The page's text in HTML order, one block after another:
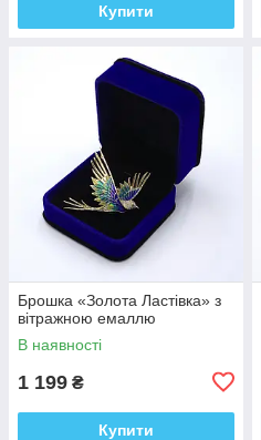
Купити
Брошка «Золота Ластівка» з
вітражною емаллю
В наявності
1 199 ₴
Купити